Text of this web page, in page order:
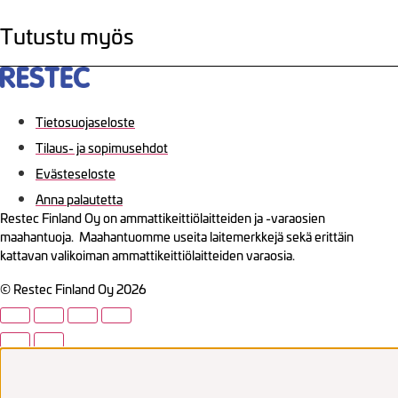
Tutustu myös
Tietosuojaseloste
Tilaus- ja sopimusehdot
Evästeseloste
Anna palautetta
Restec Finland Oy on ammattikeittiölaitteiden ja -varaosien
maahantuoja. Maahantuomme useita laitemerkkejä sekä erittäin
kattavan valikoiman ammattikeittiölaitteiden varaosia.
© Restec Finland Oy 2026